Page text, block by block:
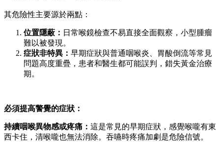
其危險性主要源於兩點：
位置隱蔽： 日常喉鏡檢查不易直接全面觀察，小型腫瘤
難以被發現。
症狀非特異： 早期症狀與普通咽喉炎、胃酸倒流等常見
問題高度重疊，患者和醫生都可能誤判，錯失黃金治療
期。
必須提高警覺的症狀：
持續咽喉異物感或疼痛： 這是常見的早期症狀，感覺喉嚨有東
西卡住，清喉嚨也無法消除。吞嚥時疼痛加劇是危險信號。